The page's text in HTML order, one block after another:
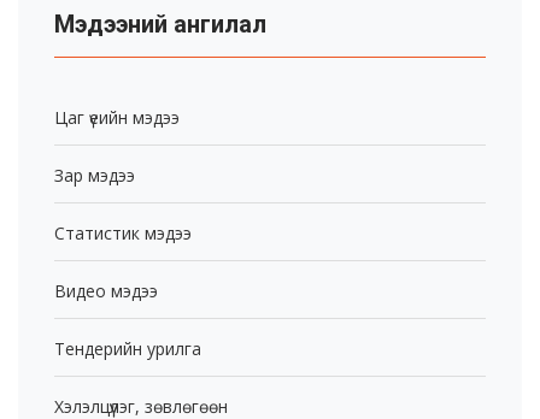
Мэдээний ангилал
Цаг үеийн мэдээ
Зар мэдээ
Статистик мэдээ
Видео мэдээ
Тендерийн урилга
Хэлэлцүүлэг, зөвлөгөөн